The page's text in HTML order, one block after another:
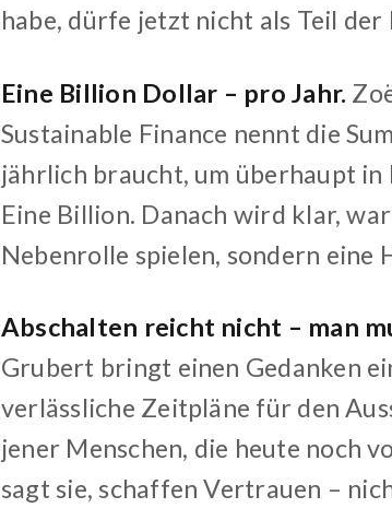
habe, dürfe jetzt nicht als Teil
Eine Billion Dollar – pro Jahr.
Sustainable Finance nennt die
jährlich braucht, um überhaupt in
Eine Billion. Danach wird klar,
Nebenrolle spielen, sondern eine
Abschalten reicht nicht – man
Grubert bringt einen Gedanken
verlässliche Zeitpläne für den
jener Menschen, die heute noch
sagt sie, schaffen Vertrauen –